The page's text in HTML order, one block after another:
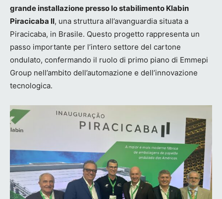
grande installazione presso lo stabilimento Klabin
Piracicaba II, una struttura all’avanguardia situata a
Piracicaba, in Brasile. Questo progetto rappresenta un
passo importante per l’intero settore del cartone
ondulato, confermando il ruolo di primo piano di Emmepi
Group nell’ambito dell’automazione e dell’innovazione
tecnologica.